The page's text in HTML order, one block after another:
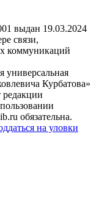
выдан 19.03.2024
связи,
коммуникаций
универсальная
Курбатова»
обязательна.
на уловки